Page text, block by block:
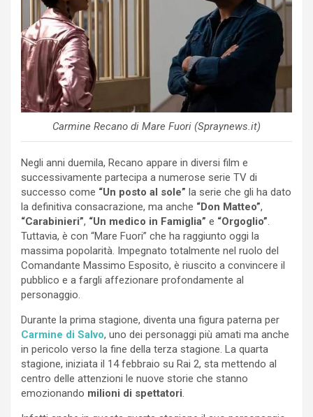
Carmine Recano di Mare Fuori (Spraynews.it)
Negli anni duemila, Recano appare in diversi film e
successivamente partecipa a numerose serie TV di
successo come “Un posto al sole” la serie che gli ha dato
la definitiva consacrazione, ma anche “Don Matteo”,
“Carabinieri”, “Un medico in Famiglia” e “Orgoglio”.
Tuttavia, è con “Mare Fuori” che ha raggiunto oggi la
massima popolarità. Impegnato totalmente nel ruolo del
Comandante Massimo Esposito, è riuscito a convincere il
pubblico e a fargli affezionare profondamente al
personaggio.
Durante la prima stagione, diventa una figura paterna per
Carmine di Salvo, uno dei personaggi più amati ma anche
in pericolo verso la fine della terza stagione. La quarta
stagione, iniziata il 14 febbraio su Rai 2, sta mettendo al
centro delle attenzioni le nuove storie che stanno
emozionando milioni di spettatori.